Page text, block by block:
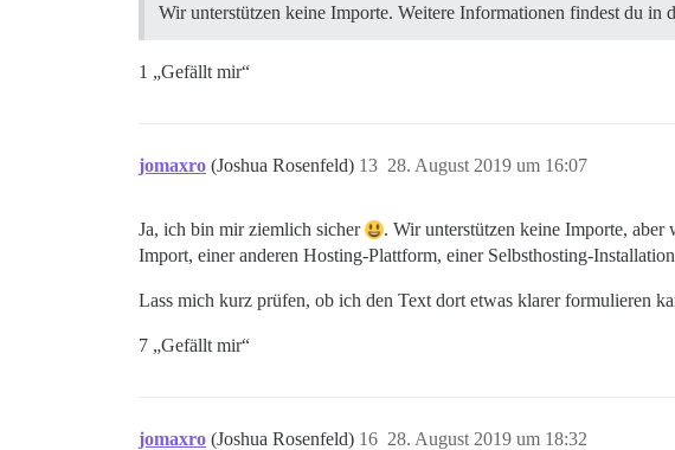
Wir unterstützen keine Importe. Weitere Informationen findest du in
1 „Gefällt mir“
jomaxro (Joshua Rosenfeld) 28. August 2019 um 16:07
13
Ja, ich bin mir ziemlich sicher
. Wir unterstützen keine Importe,
Import, einer anderen Hosting-Plattform, einer Selbsthosting-
Lass mich kurz prüfen, ob ich den Text dort etwas klarer formulieren
7 „Gefällt mir“
jomaxro (Joshua Rosenfeld) 28. August 2019 um 18:32
16